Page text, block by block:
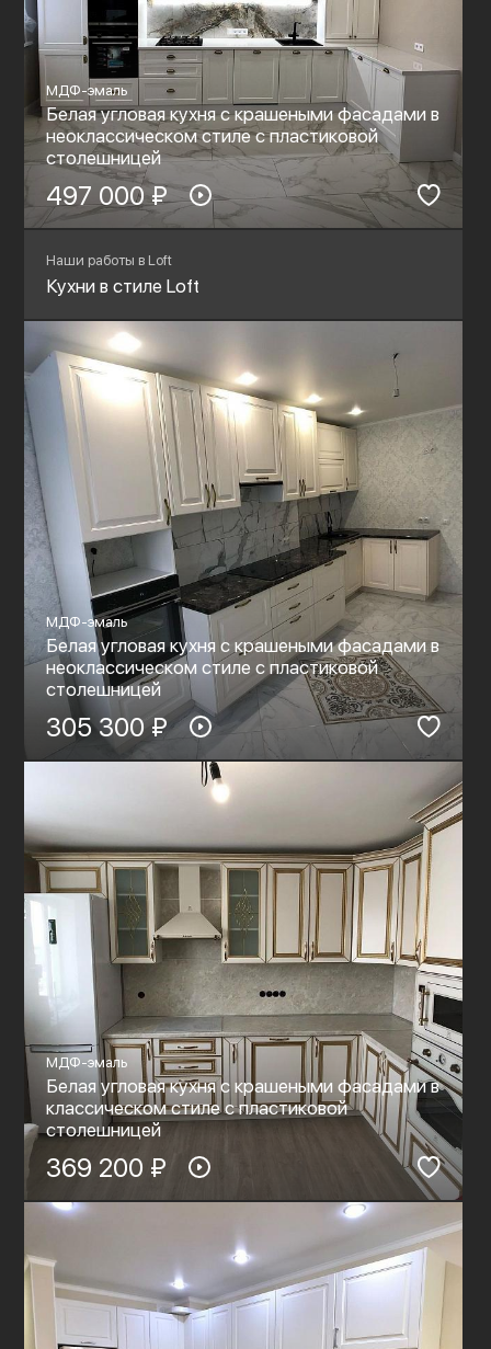
МДФ-эмаль
Белая угловая кухня с крашеными фасадами в
неоклассическом стиле с пластиковой
столешницей
497 000 ₽
Наши работы в Loft
Кухни в стиле Loft
МДФ-эмаль
Белая угловая кухня с крашеными фасадами в
неоклассическом стиле с пластиковой
столешницей
305 300 ₽
МДФ-эмаль
Белая угловая кухня с крашеными фасадами в
классическом стиле с пластиковой
столешницей
369 200 ₽